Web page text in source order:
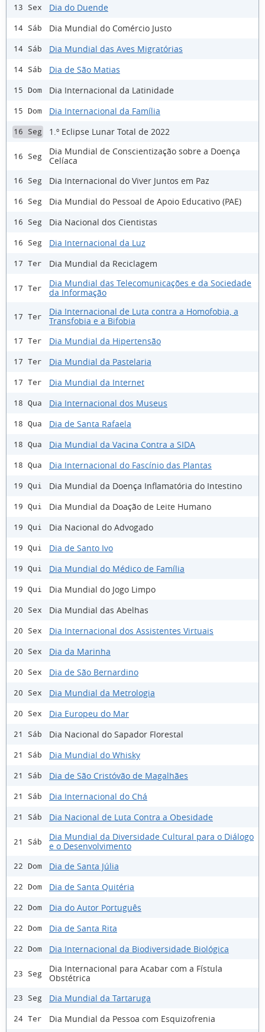
13 Sex Dia do Duende
14 Sáb Dia Mundial do Comércio Justo
14 Sáb Dia Mundial das Aves Migratórias
14 Sáb Dia de São Matias
15 Dom Dia Internacional da Latinidade
15 Dom Dia Internacional da Família
16 Seg 1.º Eclipse Lunar Total de 2022
16 Seg
Dia Mundial de Conscientização sobre a Doença
Celíaca
16 Seg Dia Internacional do Viver Juntos em Paz
16 Seg Dia Mundial do Pessoal de Apoio Educativo (PAE)
16 Seg Dia Nacional dos Cientistas
16 Seg Dia Internacional da Luz
17 Ter Dia Mundial da Reciclagem
17 Ter
Dia Mundial das Telecomunicações e da Sociedade
da Informação
17 Ter
Dia Internacional de Luta contra a Homofobia, a
Transfobia e a Bifobia
17 Ter Dia Mundial da Hipertensão
17 Ter Dia Mundial da Pastelaria
17 Ter Dia Mundial da Internet
18 Qua Dia Internacional dos Museus
18 Qua Dia de Santa Rafaela
18 Qua Dia Mundial da Vacina Contra a SIDA
18 Qua Dia Internacional do Fascínio das Plantas
19 Qui Dia Mundial da Doença Inflamatória do Intestino
19 Qui Dia Mundial da Doação de Leite Humano
19 Qui Dia Nacional do Advogado
19 Qui Dia de Santo Ivo
19 Qui Dia Mundial do Médico de Família
19 Qui Dia Mundial do Jogo Limpo
20 Sex Dia Mundial das Abelhas
20 Sex Dia Internacional dos Assistentes Virtuais
20 Sex Dia da Marinha
20 Sex Dia de São Bernardino
20 Sex Dia Mundial da Metrologia
20 Sex Dia Europeu do Mar
21 Sáb Dia Nacional do Sapador Florestal
21 Sáb Dia Mundial do Whisky
21 Sáb Dia de São Cristóvão de Magalhães
21 Sáb Dia Internacional do Chá
21 Sáb Dia Nacional de Luta Contra a Obesidade
21 Sáb
Dia Mundial da Diversidade Cultural para o Diálogo
e o Desenvolvimento
22 Dom Dia de Santa Júlia
22 Dom Dia de Santa Quitéria
22 Dom Dia do Autor Português
22 Dom Dia de Santa Rita
22 Dom Dia Internacional da Biodiversidade Biológica
23 Seg
Dia Internacional para Acabar com a Fístula
Obstétrica
23 Seg Dia Mundial da Tartaruga
24 Ter Dia Mundial da Pessoa com Esquizofrenia